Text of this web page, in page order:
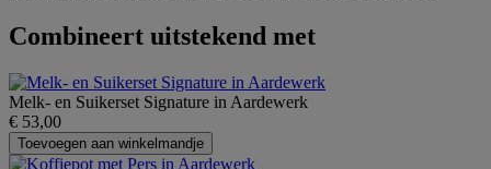
Combineert uitstekend met
Melk- en Suikerset Signature in Aardewerk
€ 53,00
Toevoegen aan winkelmandje